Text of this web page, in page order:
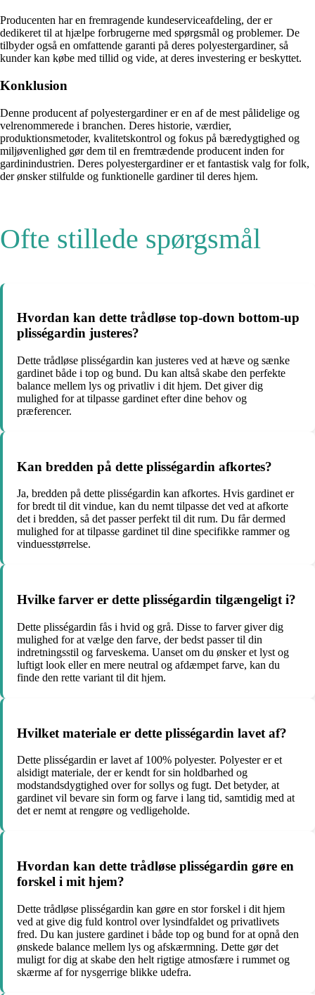
Producenten har en fremragende kundeserviceafdeling, der er
dedikeret til at hjælpe forbrugerne med spørgsmål og problemer. De
tilbyder også en omfattende garanti på deres polyestergardiner, så
kunder kan købe med tillid og vide, at deres investering er beskyttet.
Konklusion
Denne producent af polyestergardiner er en af de mest pålidelige og
velrenommerede i branchen. Deres historie, værdier,
produktionsmetoder, kvalitetskontrol og fokus på bæredygtighed og
miljøvenlighed gør dem til en fremtrædende producent inden for
gardinindustrien. Deres polyestergardiner er et fantastisk valg for folk,
der ønsker stilfulde og funktionelle gardiner til deres hjem.
Ofte stillede spørgsmål
Hvordan kan dette trådløse top-down bottom-up
plisségardin justeres?
Dette trådløse plisségardin kan justeres ved at hæve og sænke
gardinet både i top og bund. Du kan altså skabe den perfekte
balance mellem lys og privatliv i dit hjem. Det giver dig
mulighed for at tilpasse gardinet efter dine behov og
præferencer.
Kan bredden på dette plisségardin afkortes?
Ja, bredden på dette plisségardin kan afkortes. Hvis gardinet er
for bredt til dit vindue, kan du nemt tilpasse det ved at afkorte
det i bredden, så det passer perfekt til dit rum. Du får dermed
mulighed for at tilpasse gardinet til dine specifikke rammer og
vinduesstørrelse.
Hvilke farver er dette plisségardin tilgængeligt i?
Dette plisségardin fås i hvid og grå. Disse to farver giver dig
mulighed for at vælge den farve, der bedst passer til din
indretningsstil og farveskema. Uanset om du ønsker et lyst og
luftigt look eller en mere neutral og afdæmpet farve, kan du
finde den rette variant til dit hjem.
Hvilket materiale er dette plisségardin lavet af?
Dette plisségardin er lavet af 100% polyester. Polyester er et
alsidigt materiale, der er kendt for sin holdbarhed og
modstandsdygtighed over for sollys og fugt. Det betyder, at
gardinet vil bevare sin form og farve i lang tid, samtidig med at
det er nemt at rengøre og vedligeholde.
Hvordan kan dette trådløse plisségardin gøre en
forskel i mit hjem?
Dette trådløse plisségardin kan gøre en stor forskel i dit hjem
ved at give dig fuld kontrol over lysindfaldet og privatlivets
fred. Du kan justere gardinet i både top og bund for at opnå den
ønskede balance mellem lys og afskærmning. Dette gør det
muligt for dig at skabe den helt rigtige atmosfære i rummet og
skærme af for nysgerrige blikke udefra.